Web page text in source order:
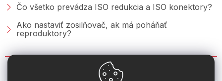
Čo všetko prevádza ISO redukcia a ISO konektory?
Ako nastaviť zosilňovač, ak má poháňať
reproduktory?
KONTAKT